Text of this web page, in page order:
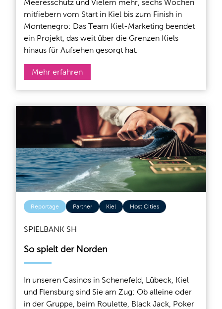
Meeresschutz und Vielem mehr, sechs Wochen
mitfiebern vom Start in Kiel bis zum Finish in
Montenegro: Das Team Kiel-Marketing beendet
ein Projekt, das weit über die Grenzen Kiels
hinaus für Aufsehen gesorgt hat.
Mehr erfahren
Reportage Partner Kiel Host Cities
SPIELBANK SH
So spielt der Norden
In unseren Casinos in Schenefeld, Lübeck, Kiel
und Flensburg sind Sie am Zug: Ob alleine oder
in der Gruppe, beim Roulette, Black Jack, Poker